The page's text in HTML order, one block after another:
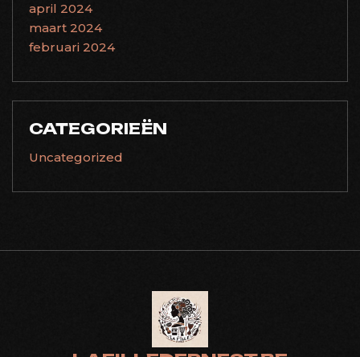
april 2024
maart 2024
februari 2024
CATEGORIEËN
Uncategorized